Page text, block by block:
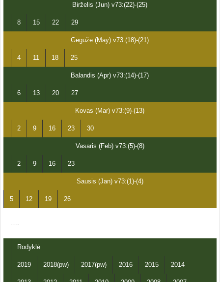
Birželis (Jun) v73:(22)-(25)
8 15 22 29
Gegužė (May) v73:(18)-(21)
4 11 18 25
Balandis (Apr) v73:(14)-(17)
6 13 20 27
Kovas (Mar) v73:(9)-(13)
2 9 16 23 30
Vasaris (Feb) v73:(5)-(8)
2 9 16 23
Sausis (Jan) v73:(1)-(4)
5 12 19 26
Rodyklė
2019 2018(pw) 2017(pw) 2016 2015 2014